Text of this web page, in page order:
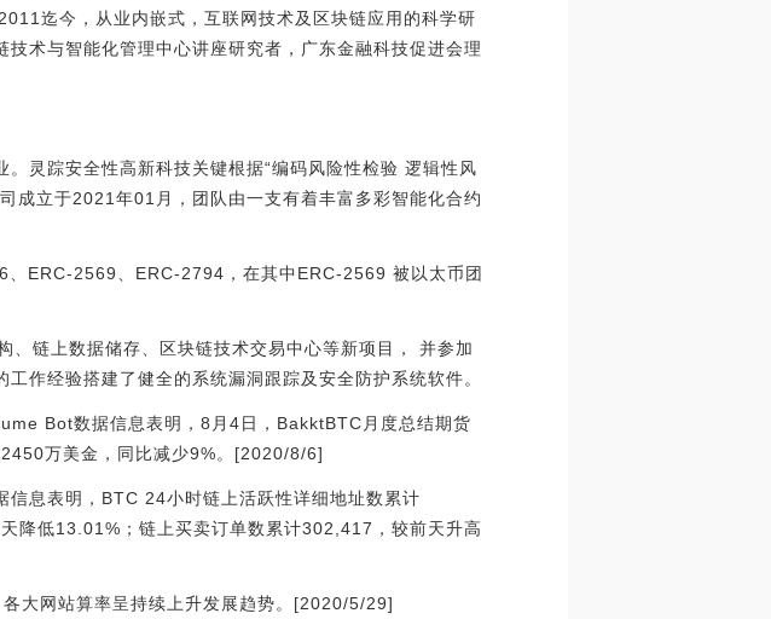
迄今，从业内嵌式，互联网技术及区块链应用的科学研
术与智能化管理中心讲座研究者，广东金融科技促进会理
灵踪安全性高新科技关键根据“编码风险性检验 逻辑性风
成立于2021年01月，团队由一支有着丰富多彩智能化合约
、ERC-2569、ERC-2794，在其中ERC-2569 被以太币团
链上数据储存、区块链技术交易中心等新项目， 并参加
作经验搭建了健全的系统漏洞跟踪及安全防护系统软件。
Bot数据信息表明，8月4日，BakktBTC月度总结期货
万美金，同比减少9%。[2020/8/6]
息表明，BTC 24小时链上活跃性详细地址数累计
降低13.01%；链上买卖订单数累计302,417，较前天升高
大网站算率呈持续上升发展趋势。[2020/5/29]